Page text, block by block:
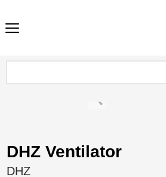
DHZ Ventilator
DHZ